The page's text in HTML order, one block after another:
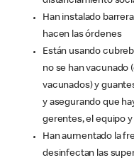
Han instalado
hacen las órdenes
Están usando
no se han vacunado
vacunados) y
y asegurando que
gerentes, el equipo
Han aumentado la
desinfectan las